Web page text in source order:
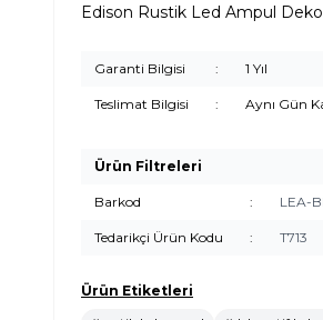
Edison Rustik Led Ampul
Garanti Bilgisi : 1 Yıl
Teslimat Bilgisi : Aynı Gün
Ürün Filtreleri
Barkod : LEA-
Tedarikçi Ürün Kodu : T713
Ürün Etiketleri